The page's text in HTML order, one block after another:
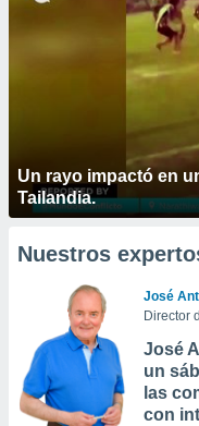
Un rayo impactó en
Tailandia.
Nuestros
José
Director
José
un
las
con